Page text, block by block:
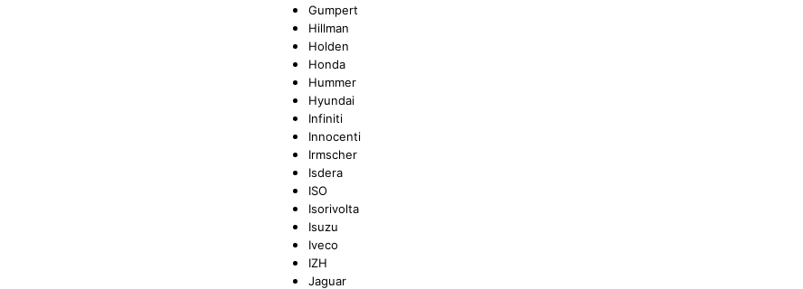
Gumpert
Hillman
Holden
Honda
Hummer
Hyundai
Infiniti
Innocenti
Irmscher
Isdera
ISO
Isorivolta
Isuzu
Iveco
IZH
Jaguar